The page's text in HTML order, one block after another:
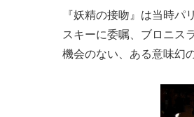
『妖精の接吻』は当時
スキーに委嘱、ブロニス
機会のない、ある意味幻